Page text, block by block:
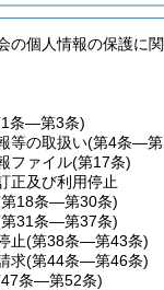
の個人情報の保護に
条―第3条)
等の取扱い(第4条―第
ファイル(第17条)
正及び利用停止
18条―第30条)
31条―第37条)
止(第38条―第43条)
求(第44条―第46条)
条―第52条)